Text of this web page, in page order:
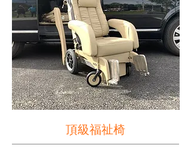
頂級福祉椅